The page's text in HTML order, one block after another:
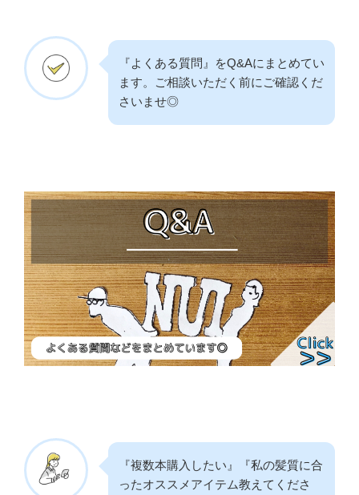
『よくある質問』をQ&Aにまとめてい
ます。ご相談いただく前にご確認くだ
さいませ◎
『複数本購入したい』『私の髪質に合
ったオススメアイテム教えてくださ